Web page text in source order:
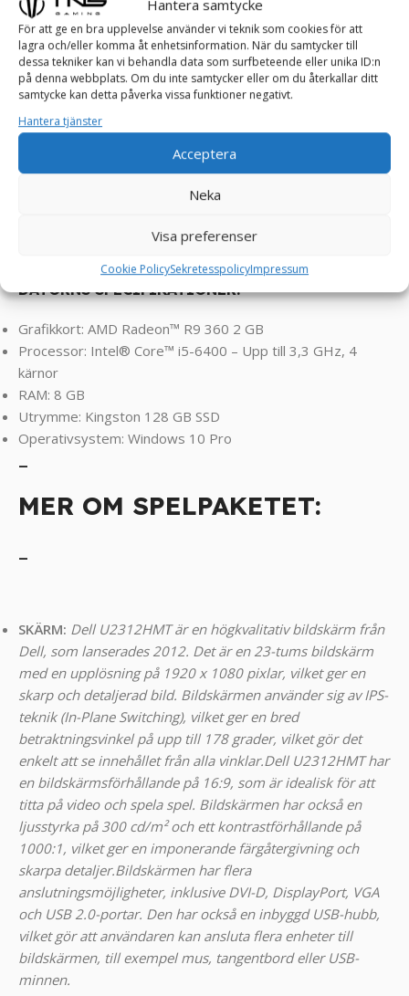
Hantera samtycke
För att ge en bra upplevelse använder vi teknik som cookies för att
lagra och/eller komma åt enhetsinformation. När du samtycker till
dessa tekniker kan vi behandla data som surfbeteende eller unika ID:n
på denna webbplats. Om du inte samtycker eller om du återkallar ditt
samtycke kan detta påverka vissa funktioner negativt.
Hantera tjänster
Acceptera
Neka
Visa preferenser
Cookie PolicySekretesspolicyImpressum
Dead, Sims osv ! ! !
PAKETET INNEHÅLLER FÖLJANDE:
LENOVO Speldator
Havit HV-KB414L – Gaming Tangentbord
Havit MS955 RGB – Gaming Mus
DATORNS SPECIFIKATIONER:
Grafikkort: AMD Radeon™ R9 360 2 GB
Processor: Intel® Core™ i5-6400 – Upp till 3,3 GHz, 4
kärnor
RAM: 8 GB
Utrymme: Kingston 128 GB SSD
Operativsystem: Windows 10 Pro
MER OM SPELPAKETET:
SKÄRM: Dell U2312HMT är en högkvalitativ bildskärm från
Dell, som lanserades 2012. Det är en 23-tums bildskärm
med en upplösning på 1920 x 1080 pixlar, vilket ger en
skarp och detaljerad bild. Bildskärmen använder sig av IPS-
teknik (In-Plane Switching), vilket ger en bred
betraktningsvinkel på upp till 178 grader, vilket gör det
enkelt att se innehållet från alla vinklar.Dell U2312HMT har
en bildskärmsförhållande på 16:9, som är idealisk för att
titta på video och spela spel. Bildskärmen har också en
ljusstyrka på 300 cd/m² och ett kontrastförhållande på
1000:1, vilket ger en imponerande färgåtergivning och
skarpa detaljer.Bildskärmen har flera
anslutningsmöjligheter, inklusive DVI-D, DisplayPort, VGA
och USB 2.0-portar. Den har också en inbyggd USB-hubb,
vilket gör att användaren kan ansluta flera enheter till
bildskärmen, till exempel mus, tangentbord eller USB-
minnen.